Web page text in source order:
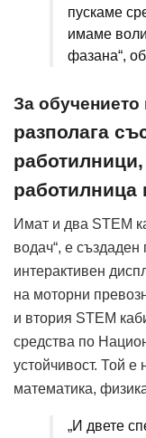
пускаме
имаме
фазана“,
За обучението
разполага
работилница
Имат и два STEM
водач“, е
интерактивен
на моторни
и втория STEM
средства по
устойчивост. Той е
математика,
„И двете